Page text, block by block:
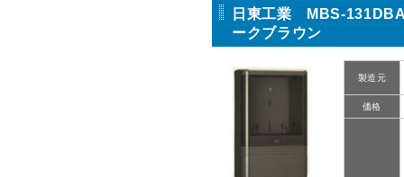
日東工業 MBS-
ークブラウン
製造元
価格